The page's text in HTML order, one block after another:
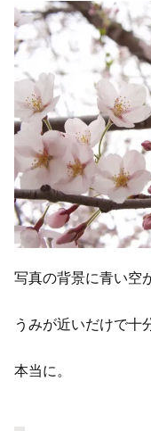
写真の背景に青い空
うみが近いだけで十
本当に。